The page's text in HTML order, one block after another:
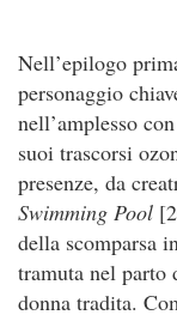
Nell’epilogo
personaggio
nell’amplesso
suoi trascorsi
presenze, da
Swimming Pool
della scomparsa
tramuta nel parto
donna tradita.